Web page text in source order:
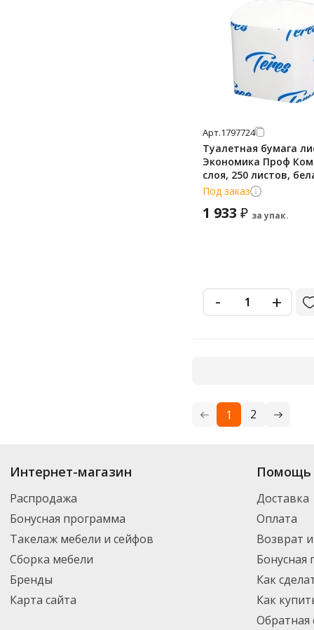
Арт.1797724
Туалетная бумага
Экономика Проф
слоя, 250 листов,
Т-0070
Под заказ
1 933 ₽ за упак.
- +
1 2
Купить
. В
Вы можете выбрать нужный товар и добавить его в корзину для
партнерской транспортной компанией DPD. Для постоянных
Интернет-магазин
Распродажа
Бонусная программа
Такелаж мебели и сейфов
Сборка мебели
Бренды
Карта сайта
Помощь
Доставка
Оплата
Возврат
Бонусная
Как
Как
Обратная